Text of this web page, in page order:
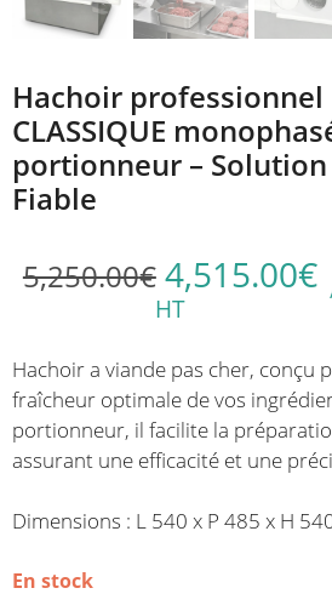
Hachoir
CLASSIQUE
portionneur –
Fiable
5,250.00€ 4,515.00€
HT
Hachoir a viande pas cher, conçu
fraîcheur optimale de vos
portionneur, il facilite la
assurant une efficacité et une
Dimensions : L 540 x P 485 x H
En stock